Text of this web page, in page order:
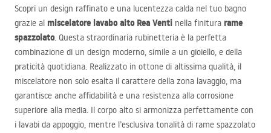
Scopri un design raffinato e una lucentezza calda nel tuo bagno
grazie al miscelatore lavabo alto Rea Venti nella finitura rame
spazzolato. Questa straordinaria rubinetteria è la perfetta
combinazione di un design moderno, simile a un gioiello, e della
praticità quotidiana. Realizzato in ottone di altissima qualità, il
miscelatore non solo esalta il carattere della zona lavaggio, ma
garantisce anche affidabilità e una resistenza alla corrosione
superiore alla media. Il corpo alto si armonizza perfettamente con
i lavabi da appoggio, mentre l’esclusiva tonalità di rame spazzolato